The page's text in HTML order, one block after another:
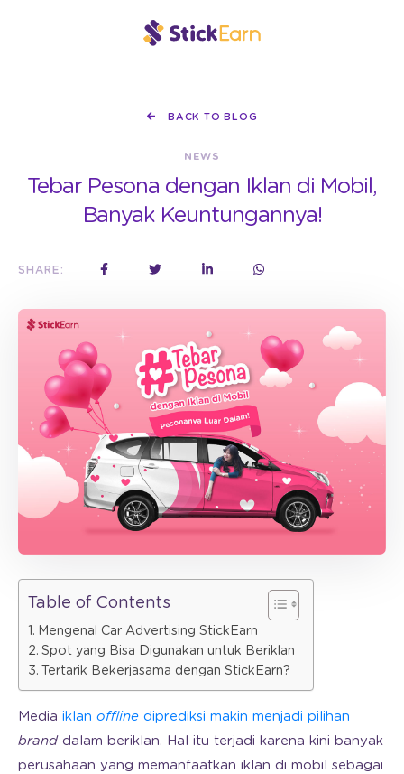
BACK TO BLOG
NEWS
Tebar Pesona dengan Iklan di Mobil,
Banyak Keuntungannya!
SHARE:
Table of Contents
Mengenal Car Advertising StickEarn
Spot yang Bisa Digunakan untuk Beriklan
Tertarik Bekerjasama dengan StickEarn?
Media iklan offline diprediksi makin menjadi pilihan
brand dalam beriklan. Hal itu terjadi karena kini banyak
perusahaan yang memanfaatkan iklan di mobil sebagai